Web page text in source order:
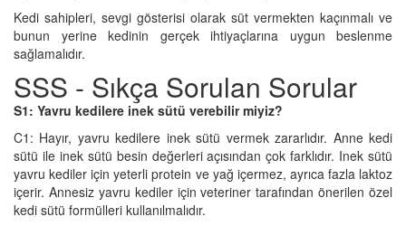
Kedi sahipleri, sevgi gösterisi olarak süt vermekten kaçınmalı ve
bunun yerine kedinin gerçek ihtiyaçlarına uygun beslenme
sağlamalıdır.
SSS - Sıkça Sorulan Sorular
S1: Yavru kedilere inek sütü verebilir miyiz?
C1: Hayır, yavru kedilere inek sütü vermek zararlıdır. Anne kedi
sütü ile inek sütü besin değerleri açısından çok farklıdır. Inek sütü
yavru kediler için yeterli protein ve yağ içermez, ayrıca fazla laktoz
içerir. Annesiz yavru kediler için veteriner tarafından önerilen özel
kedi sütü formülleri kullanılmalıdır.